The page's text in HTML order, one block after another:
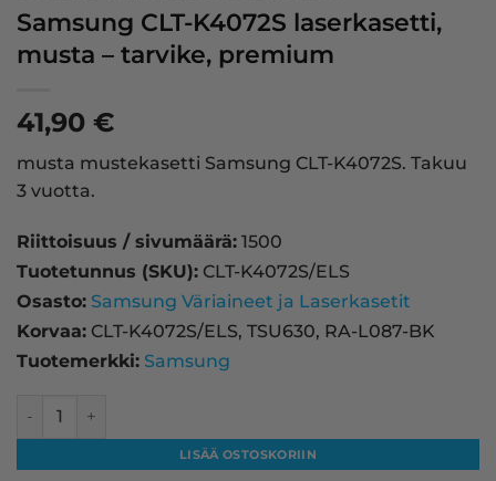
Samsung CLT-K4072S laserkasetti,
musta – tarvike, premium
41,90 €
musta mustekasetti Samsung CLT-K4072S. Takuu
3 vuotta.
Riittoisuus / sivumäärä: 1500
Tuotetunnus (SKU): CLT-K4072S/ELS
Osasto: Samsung Väriaineet ja Laserkasetit
Korvaa: CLT-K4072S/ELS, TSU630, RA-L087-BK
Tuotemerkki: Samsung
LISÄÄ OSTOSKORIIN